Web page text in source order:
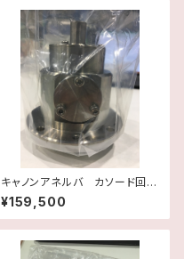
キャノンアネルバ カソード回転
駆動ハウジング
¥159,500